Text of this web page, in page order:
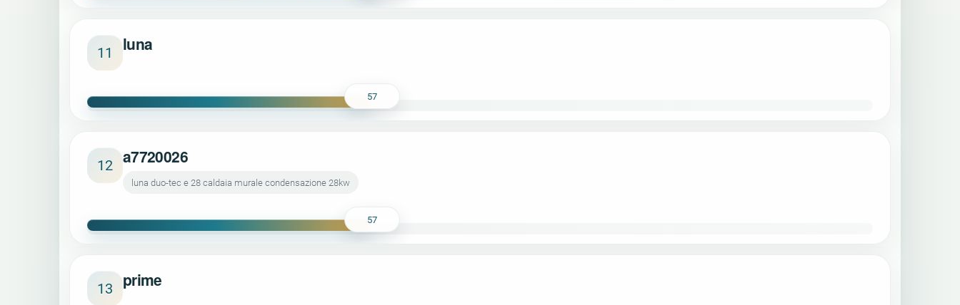
11 luna
57
12 a7720026
luna duo-tec e 28 caldaia murale condensazione 28kw
57
13 prime